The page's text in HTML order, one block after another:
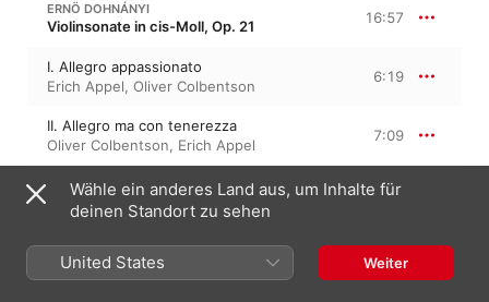
ERNÖ DOHNÁNYI
Violinsonate in cis-Moll, Op. 21 16:57
I. Allegro appassionato
Erich Appel, Oliver Colbentson
6:19
II. Allegro ma con tenerezza
Oliver Colbentson, Erich Appel
7:09
III. Vivace assai
Erich Appel ,Oliver Colbentson
3:29
9. Juli 2013
Wähle ein anderes Land aus, um Inhalte für
deinen Standort zu sehen
United States Weiter